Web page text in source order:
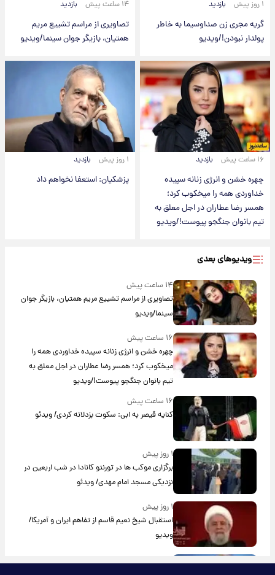
۱ روز پیش بازدید
گریه مجری زن صداوسیما به خاطر
پولدار نبودن!/ویدیو
۱۴ ساعت پیش بازدید
تصاویری از مراسم تشییع مریم
همتیان، بازیگر جوان سینما/ویدیو
۱۶ ساعت پیش بازدید
چهره خشن و انرژی زنانه سپیده
خداوردی همه را میخکوب کرد؛
همسر رضا عطاران در اجل معلق به
تیم بانوان جنگجو پیوست!/ویدیو
۱ روز پیش بازدید
پزشکیان: استعفا نخواهم داد
ویدیوهای بعدی
۱۴ ساعت پیش
تصاویری از مراسم تشییع مریم همتیان، بازیگر جوان
سینما/ویدیو
۱۶ ساعت پیش
چهره خشن و انرژی زنانه سپیده خداوردی همه را
میخکوب کرد؛ همسر رضا عطاران در اجل معلق به
تیم بانوان جنگجو پیوست!/ویدیو
۱۶ ساعت پیش
کنایه قیصر به ابی: سکوت بزدلانه کردی/ ویدئو
۱ روز پیش
برگزاری موکب ها در تورنتو کانادا در شب اربعین در
نزدیکی مسجد امام مهدی/ ویدئو
۱ روز پیش
استقبال شیخ نعیم قاسم از تفاهم ایران و آمریکا/
ویدیو